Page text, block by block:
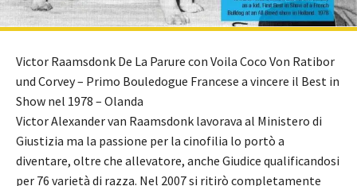
Victor Raamsdonk De La Parure con Voila Coco Von Ratibor
und Corvey – Primo Bouledogue Francese a vincere il Best in
Show nel 1978 – Olanda
Victor Alexander van Raamsdonk lavorava al Ministero di
Giustizia ma la passione per la cinofilia lo portò a
diventare, oltre che allevatore, anche Giudice qualificandosi
per 76 varietà di razza. Nel 2007 si ritirò completamente